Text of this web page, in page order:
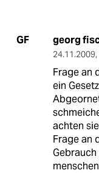
GF georg
24.11.2009,
Frage an
ein
achten
Frage an